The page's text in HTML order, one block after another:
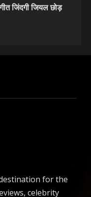
जिंदगी जियल छोड़
for the
celebrity